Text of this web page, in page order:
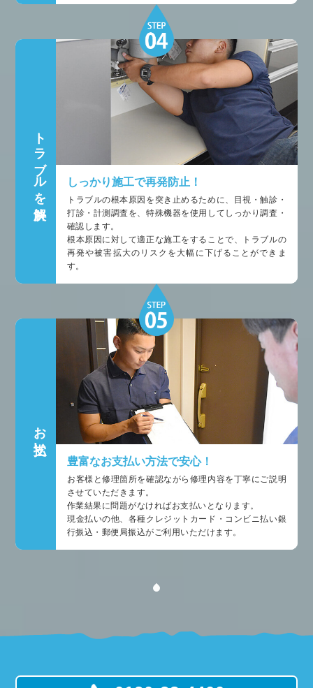
トラブルを解決 しっかり施工で再発防止！
トラブルの根本原因を突き止めるために、目視・触診・
打診・計測調査を、特殊機器を使用してしっかり調査・
確認します。
根本原因に対して適正な施工をすることで、トラブルの
再発や被害拡大のリスクを大幅に下げることができま
す。
お支払い
豊富なお支払い方法で安心！
お客様と修理箇所を確認ながら修理内容を丁寧にご説明
させていただきます。
作業結果に問題がなければお支払いとなります。
現金払いの他、各種クレジットカード・コンビニ払い銀
行振込・郵便局振込がご利用いただけます。